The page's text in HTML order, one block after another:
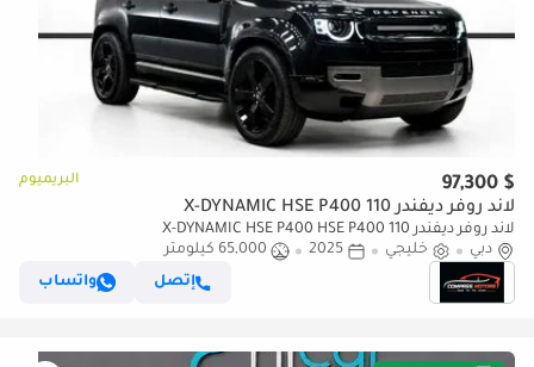
$ 97,300 البريميوم
لاند روفر ديفندر 110 X-DYNAMIC HSE P400
لاند روفر ديفندر 110 X-DYNAMIC HSE P400 HSE P400
دبي
خليجي 2025
65,000 كيلومتر
إتصل
واتساب